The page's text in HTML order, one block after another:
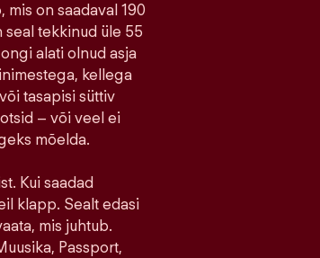
on saadaval 190
tekkinud üle 55
alati olnud asja
kellega
tasapisi süttiv
– või veel ei
mõelda.
Kui saadad
klapp. Sealt edasi
mis juhtub.
Passport,